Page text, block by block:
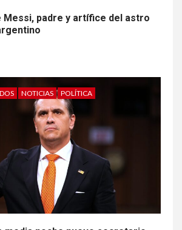
Messi, padre y artífice del astro
NOTICIAS POLÍTICA